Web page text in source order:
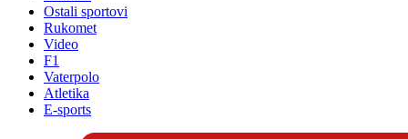
Ostali sportovi
Rukomet
Video
F1
Vaterpolo
Atletika
E-sports